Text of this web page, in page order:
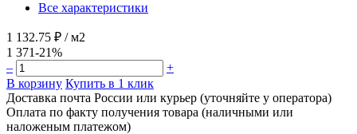
Все характеристики
1 132.75 ₽ / м2
1 371-21%
–
+
В корзину Купить в 1 клик
Доставка почта России или курьер (уточняйте у оператора)
Оплата по факту получения товара (наличными или
наложеным платежом)